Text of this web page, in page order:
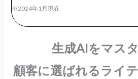
※2024年1月現在
生成AIをマスタ
顧客に選ばれるライ